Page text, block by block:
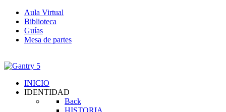
Aula Virtual
Biblioteca
Guías
Mesa de partes
INICIO
IDENTIDAD
Back
HISTORIA